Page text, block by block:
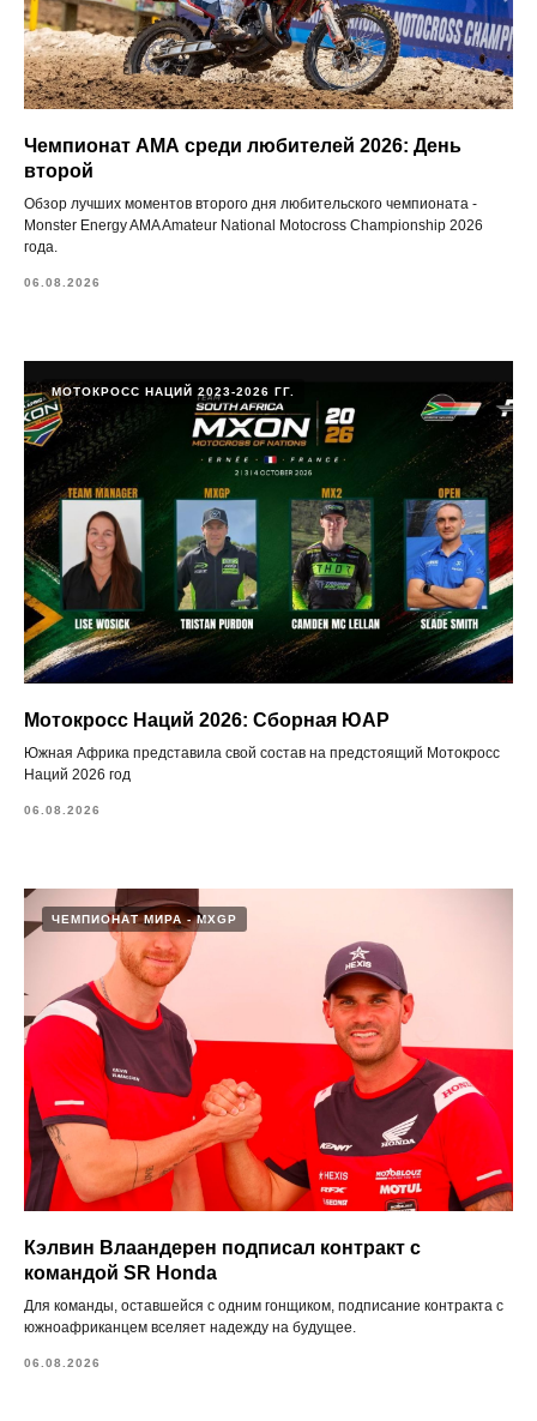
Чемпионат АМА среди любителей 2026: День
второй
Обзор лучших моментов второго дня любительского чемпионата -
Monster Energy AMA Amateur National Motocross Championship 2026
года.
06.08.2026
МОТОКРОСС НАЦИЙ 2023-2026 ГГ.
Мотокросс Наций 2026: Сборная ЮАР
Южная Африка представила свой состав на предстоящий Мотокросс
Наций 2026 год
06.08.2026
ЧЕМПИОНАТ МИРА - MXGP
Кэлвин Влаандерен подписал контракт с
командой SR Honda
Для команды, оставшейся с одним гонщиком, подписание контракта с
южноафриканцем вселяет надежду на будущее.
06.08.2026